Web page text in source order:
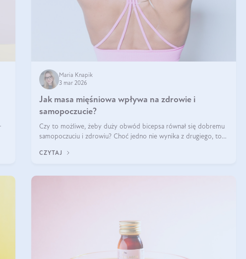
Maria Knapik
3 mar 2026
Jak masa mięśniowa wpływa na zdrowie i
samopoczucie?
Czy to możliwe, żeby duży obwód bicepsa równał się dobremu
samopoczuciu i zdrowiu? Choć jedno nie wynika z drugiego, to
poprawić jakość życia. W jaki sposób? W tym wpisie wszystko
CZYTAJ